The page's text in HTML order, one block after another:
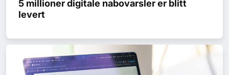
5 millioner digitale nabovarsler er blitt
levert